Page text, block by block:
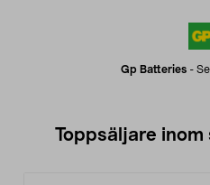
Gp Batteries -
Toppsäljare